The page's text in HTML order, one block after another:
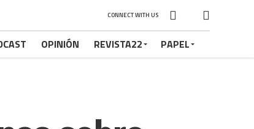
CONNECT WITH US
OPINIÓN REVISTA22 PAPEL